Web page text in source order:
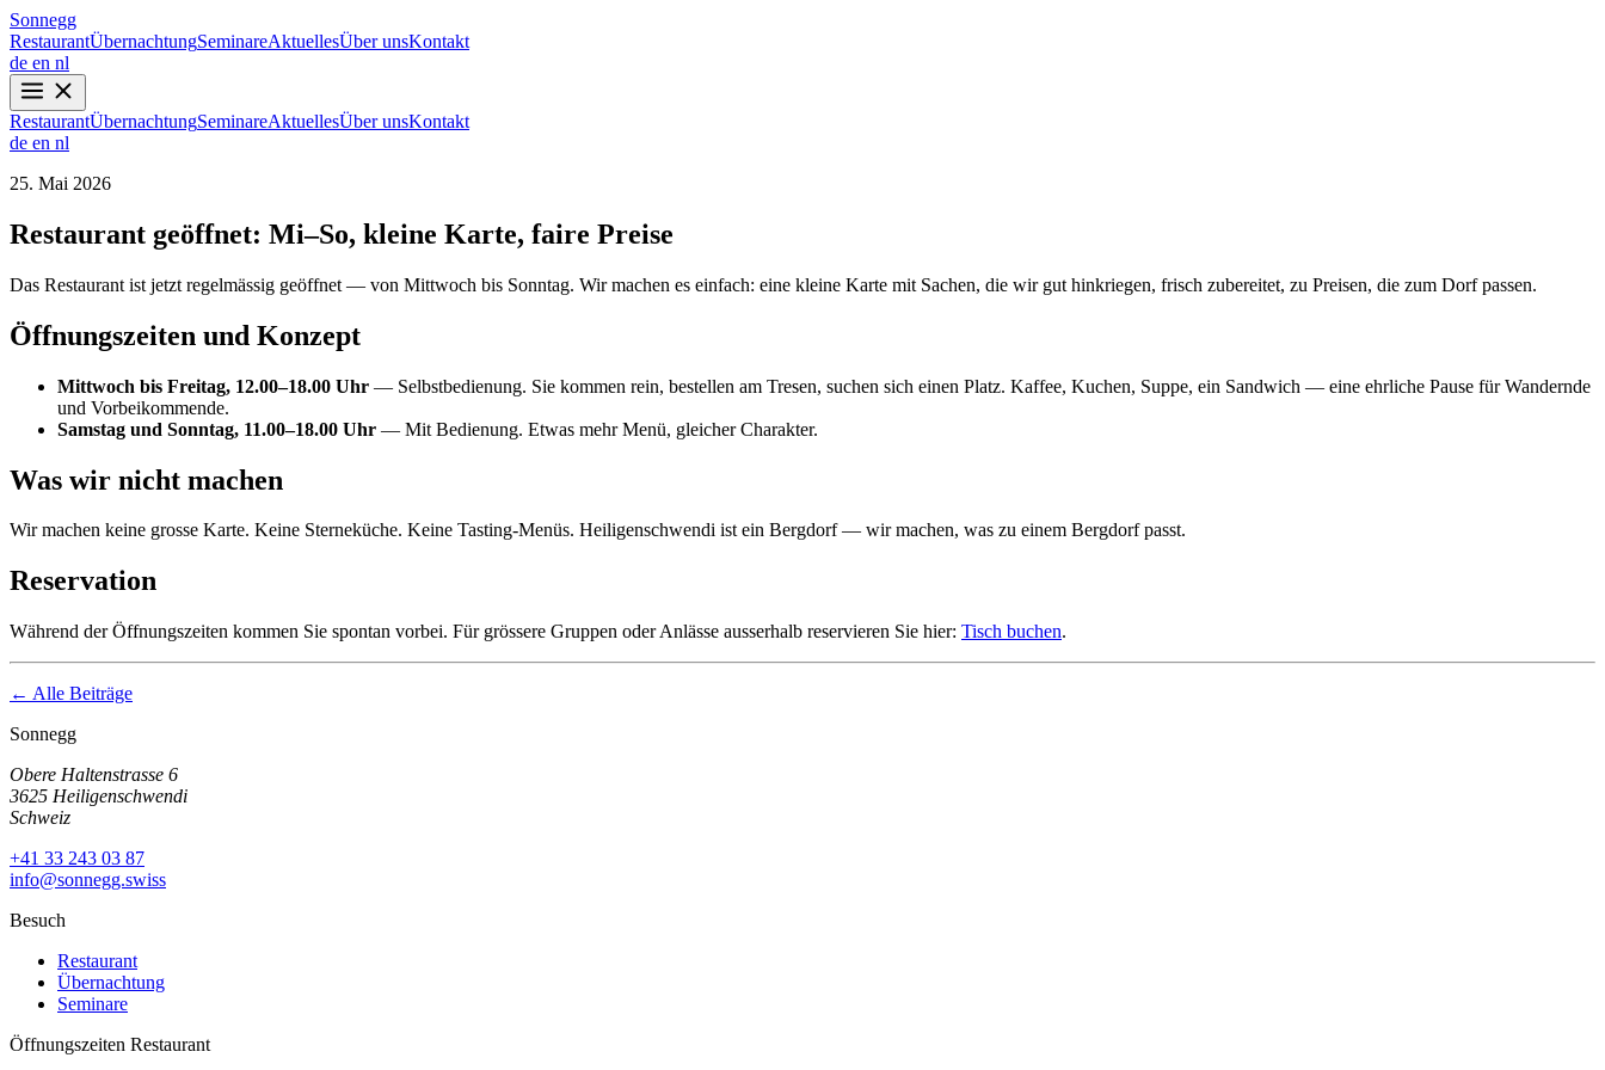
Sonnegg
RestaurantÜbernachtungSeminareAktuellesÜber unsKontakt
de en nl
RestaurantÜbernachtungSeminareAktuellesÜber unsKontakt
de en nl
25. Mai 2026
Restaurant geöffnet: Mi–So, kleine Karte, faire Preise
Das Restaurant ist jetzt regelmässig geöffnet — von Mittwoch bis Sonntag. Wir machen es einfach: eine kleine Karte mit Sachen, die wir gut hinkriegen, frisch zubereitet, zu Preisen, die zum Dorf passen.
Öffnungszeiten und Konzept
Mittwoch bis Freitag, 12.00–18.00 Uhr — Selbstbedienung. Sie kommen rein, bestellen am Tresen, suchen sich einen Platz. Kaffee, Kuchen, Suppe, ein Sandwich — eine ehrliche Pause für Wandernde
und Vorbeikommende.
Samstag und Sonntag, 11.00–18.00 Uhr — Mit Bedienung. Etwas mehr Menü, gleicher Charakter.
Was wir nicht machen
Wir machen keine grosse Karte. Keine Sterneküche. Keine Tasting-Menüs. Heiligenschwendi ist ein Bergdorf — wir machen, was zu einem Bergdorf passt.
Reservation
Während der Öffnungszeiten kommen Sie spontan vorbei. Für grössere Gruppen oder Anlässe ausserhalb reservieren Sie hier: Tisch buchen.
← Alle Beiträge
Sonnegg
Obere Haltenstrasse 6
3625 Heiligenschwendi
Schweiz
+41 33 243 03 87
info@sonnegg.swiss
Besuch
Restaurant
Übernachtung
Seminare
Öffnungszeiten Restaurant